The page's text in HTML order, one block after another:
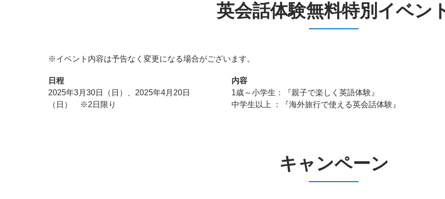
英会話体験無料特別イベン
※イベント内容は予告なく変更になる場合がございます。
日程
2025年3月30日（日）、2025年4月20日
（日） ※2日限り
内容
1歳～小学生：『親子で楽しく英語体験』
中学生以上 ：『海外旅行で使える英会話体験』
キャンペーン